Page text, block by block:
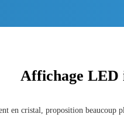
Affichage LED
en cristal, proposition beaucoup